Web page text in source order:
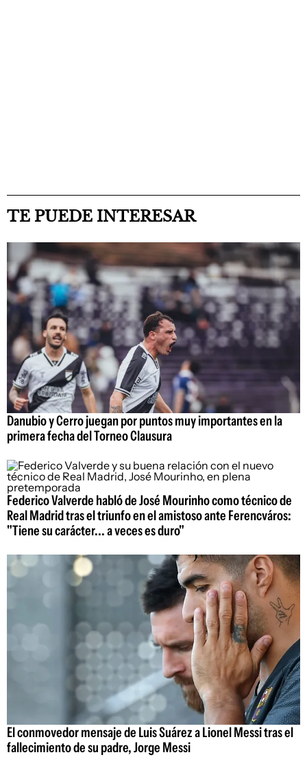
TE PUEDE INTERESAR
Danubio y Cerro juegan por puntos muy importantes en la
primera fecha del Torneo Clausura
Federico Valverde habló de José Mourinho como técnico de
Real Madrid tras el triunfo en el amistoso ante Ferencváros:
"Tiene su carácter... a veces es duro"
El conmovedor mensaje de Luis Suárez a Lionel Messi tras el
fallecimiento de su padre, Jorge Messi